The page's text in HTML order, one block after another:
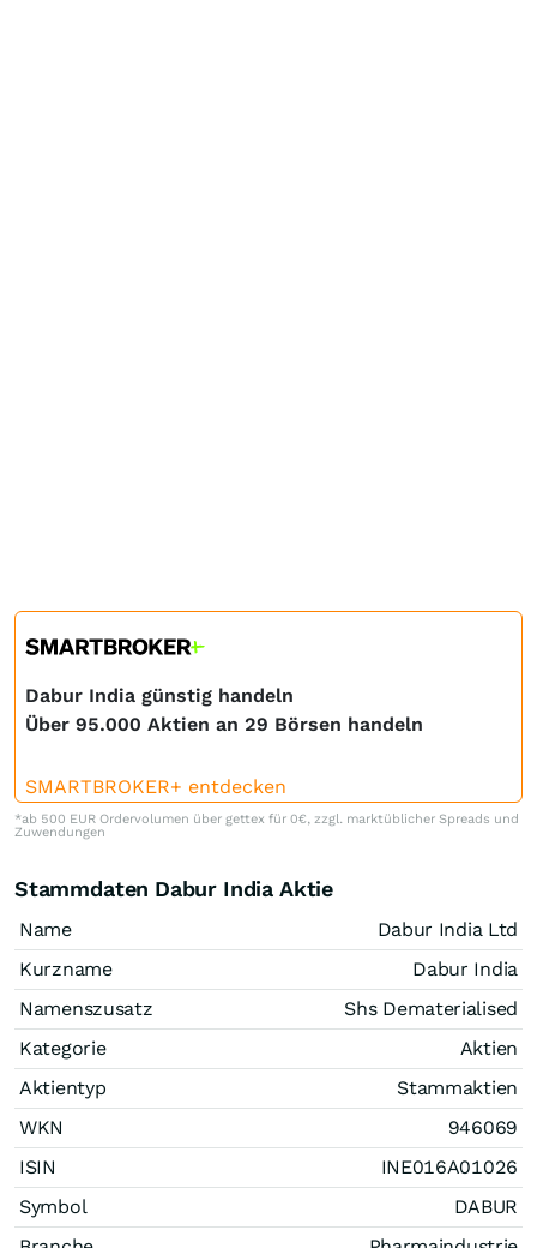
Dabur India günstig handeln
Über 95.000 Aktien an 29 Börsen handeln
SMARTBROKER+ entdecken
*ab 500 EUR Ordervolumen über gettex für 0€, zzgl. marktüblicher Spreads und
Zuwendungen
Stammdaten Dabur India Aktie
Name
Dabur India Ltd
Kurzname
Dabur India
Namenszusatz
Shs Dematerialised
Kategorie
Aktien
Aktientyp
Stammaktien
WKN
946069
ISIN
INE016A01026
Symbol
DABUR